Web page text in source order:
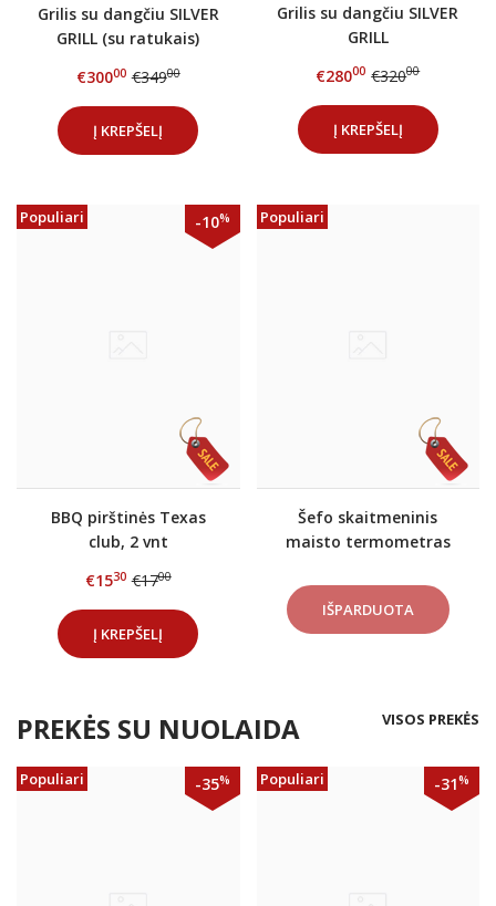
Grilis su dangčiu SILVER
GRILL (su ratukais)
€30000 €34900
Į KREPŠELĮ
Grilis su dangčiu SILVER
GRILL
€28000 €32000
Į KREPŠELĮ
Populiari -10%
BBQ pirštinės Texas
club, 2 vnt
€1530 €1700
Į KREPŠELĮ
Populiari
Šefo skaitmeninis
maisto termometras
PREKĖS SU NUOLAIDA VISOS PREKĖS
Populiari -35% Populiari -31%